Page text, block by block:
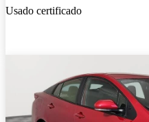
Usado certificado